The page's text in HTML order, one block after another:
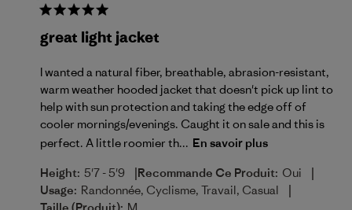
great light jacket
I wanted a natural fiber, breathable, abrasion-resistant,
warm weather hooded jacket that doesn't pick up lint to
help with sun protection and taking the edge off of
cooler mornings/evenings. Caught it on sale and this is
perfect. A little roomier th... En savoir plus
Height: 5'7 - 5'9 |Recommande Ce Produit: Oui |
Usage: Randonnée, Cyclisme, Travail, Casual |